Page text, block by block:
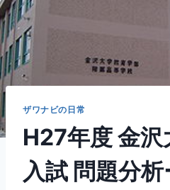
ザワナビの日常
H27年度 金
入試 問題分